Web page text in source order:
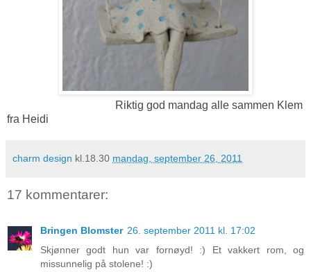
Riktig god mandag alle sammen Klem
fra Heidi
charm design kl.18.30 mandag, september 26, 2011
17 kommentarer:
Bringen Blomster 26. september 2011 kl. 17:02
Skjønner godt hun var fornøyd! :) Et vakkert rom, og
missunnelig på stolene! :)